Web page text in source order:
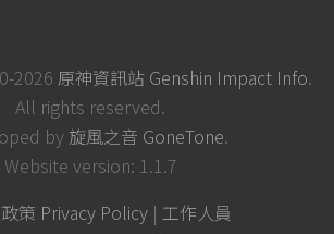
2026 原神資訊站 Genshin Impact Info.
All rights reserved.
by 旋風之音 GoneTone.
Website version: 1.1.7
策 Privacy Policy | 工作人員